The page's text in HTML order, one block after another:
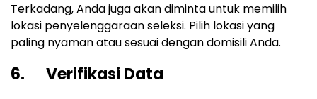
Terkadang, Anda juga akan diminta untuk memilih
lokasi penyelenggaraan seleksi. Pilih lokasi yang
paling nyaman atau sesuai dengan domisili Anda.
6. Verifikasi Data